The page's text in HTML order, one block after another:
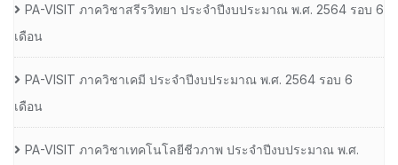
PA-VISIT ภาควิชาสรีรวิทยา ประจำปีงบประมาณ พ.ศ. 2564 รอบ 6
เดือน
PA-VISIT ภาควิชาเคมี ประจำปีงบประมาณ พ.ศ. 2564 รอบ 6
เดือน
PA-VISIT ภาควิชาเทคโนโลยีชีวภาพ ประจำปีงบประมาณ พ.ศ.